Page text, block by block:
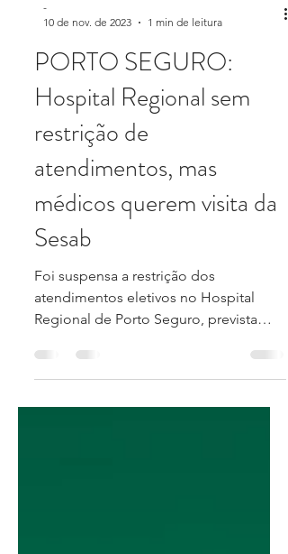
10 de nov. de 2023
1 min de leitura
PORTO SEGURO:
Hospital Regional sem
restrição de
atendimentos, mas
médicos querem visita da
Sesab
Foi suspensa a restrição dos
Regional de Porto Seguro, prevista
para começar no dia 09.11.2023. A...